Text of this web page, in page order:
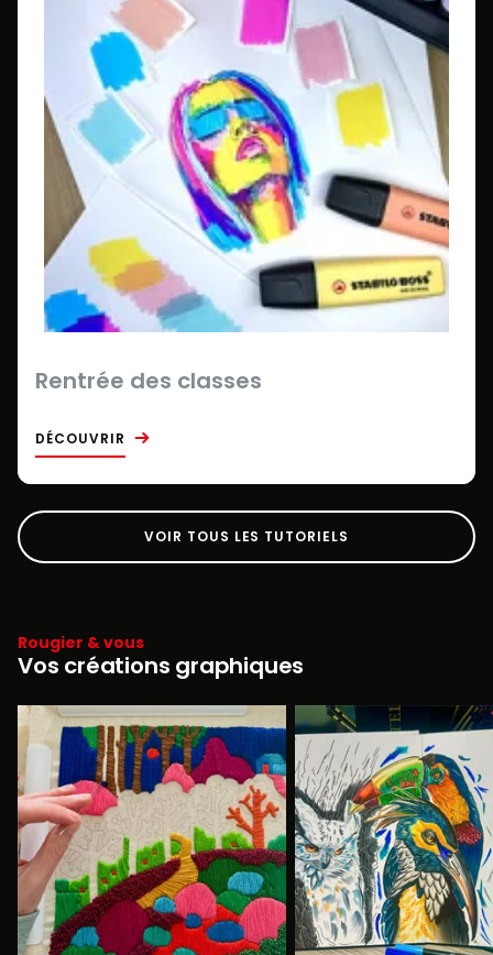
Rentrée des classes
DÉCOUVRIR
VOIR TOUS LES TUTORIELS
Rougier & vous
Vos créations graphiques